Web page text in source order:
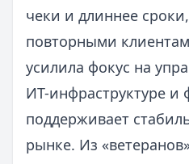
чеки и длиннее
повторными
усилила фокус на
ИТ-инфраструктуре и
поддерживает
рынке. Из